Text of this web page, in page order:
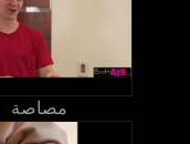
مصاصة